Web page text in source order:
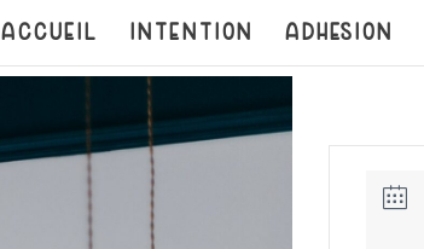
ACCUEIL INTENTION ADHESION